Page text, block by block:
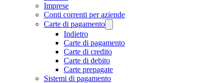
Imprese
Conti correnti per aziende
Carte di pagamento
Indietro
Carte di pagamento
Carte di credito
Carte di debito
Carte prepagate
Sistemi di pagamento